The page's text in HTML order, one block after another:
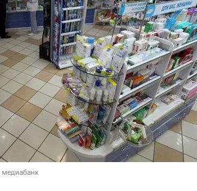
медиабанк